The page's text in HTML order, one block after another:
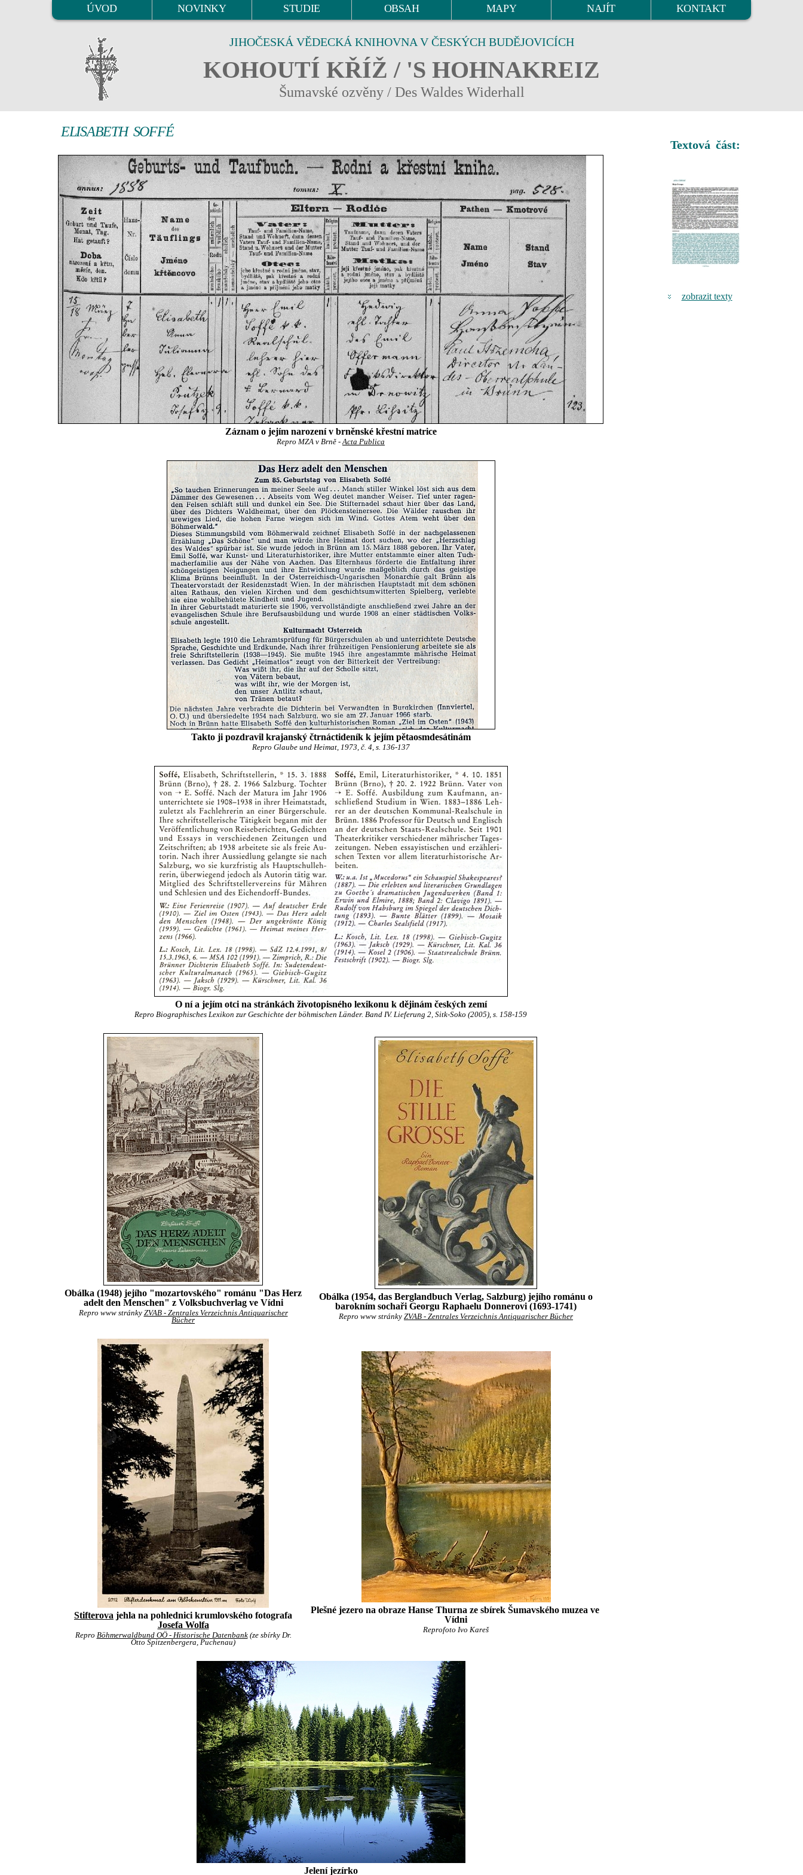
ÚVOD NOVINKY STUDIE OBSAH MAPY NAJÍT KONTAKT
JIHOČESKÁ VĚDECKÁ KNIHOVNA V ČESKÝCH BUDĚJOVICÍCH
KOHOUTÍ KŘÍŽ / 'S HOHNAKREIZ
Šumavské ozvěny / Des Waldes Widerhall
ELISABETH SOFFÉ
Záznam o jejím narození v brněnské křestní matrice
Repro MZA v Brně -Acta Publica
Takto ji pozdravil krajanský čtrnáctideník k jejím pětaosmdesátinám
Repro Glaube und Heimat, 1973, č. 4, s. 136-137
O ní a jejím otci na stránkách životopisného lexikonu k dějinám českých zemí
Repro Biographisches Lexikon zur Geschichte der böhmischen Länder. Band IV. Lieferung 2, Sitk-Soko (2005), s. 158-159
Obálka (1948) jejího "mozartovského" románu "Das Herz
adelt den Menschen" z Volksbuchverlag ve Vídni
Repro www stránky ZVAB - Zentrales Verzeichnis Antiquarischer
Bücher
Obálka (1954, das Berglandbuch Verlag, Salzburg) jejího románu o
barokním sochaři Georgu Raphaelu Donnerovi (1693-1741)
Repro www stránky ZVAB - Zentrales Verzeichnis Antiquarischer Bücher
Stifterova jehla na pohlednici krumlovského fotografa
Josefa Wolfa
Repro Böhmerwaldbund OÖ - Historische Datenbank(ze sbírky Dr.
Otto Spitzenbergera, Puchenau)
Plešné jezero na obraze Hanse Thurna ze sbírek Šumavského muzea ve
Vídni
Reprofoto Ivo Kareš
Jelení jezírko
Textová část:
zobrazit texty